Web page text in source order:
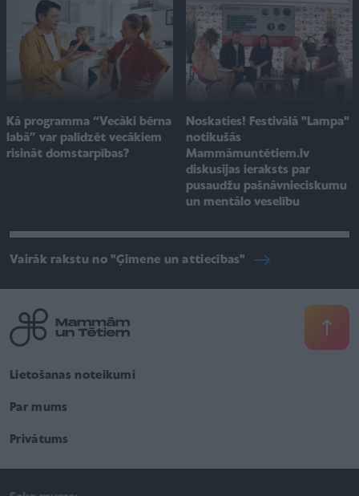
Kā programma “Vecāki bērna
labā” var palīdzēt vecākiem
risināt domstarpības?
Noskaties! Festivālā "Lampa"
notikušās
Mammāmuntētiem.lv
diskusijas ieraksts par
pusaudžu pašnāvnieciskumu
un mentālo veselību
Vairāk rakstu no "Ģimene un attiecības"
Lietošanas noteikumi
Par mums
Privātums